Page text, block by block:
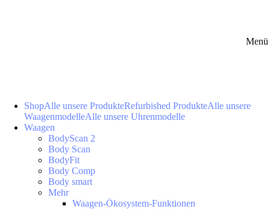
Menü
ShopAlle unsere ProdukteRefurbished ProdukteAlle unsere
WaagenmodelleAlle unsere Uhrenmodelle
Waagen
BodyScan 2
Body Scan
BodyFit
Body Comp
Body smart
Mehr
Waagen-Ökosystem-Funktionen